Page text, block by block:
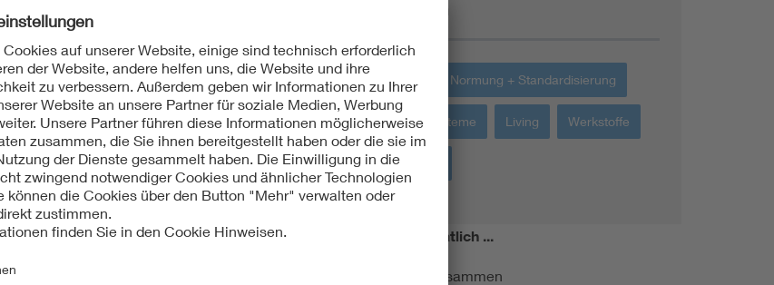
EMV Normung + Standardisierung
Isoliersysteme Living Werkstoffe
IT-Netze
Mit unserem DKE Newsletter sind Sie immer top informiert! Monatlich ...
fassen wir die wichtigsten Entwicklungen in der Normung kurz zusammen